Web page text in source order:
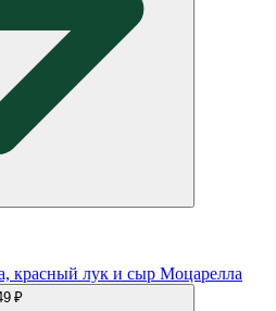
красный лук и сыр Моцарелла
₽